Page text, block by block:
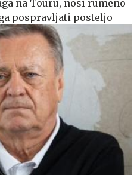
na Touru, nosi rumeno
pospravljati posteljo